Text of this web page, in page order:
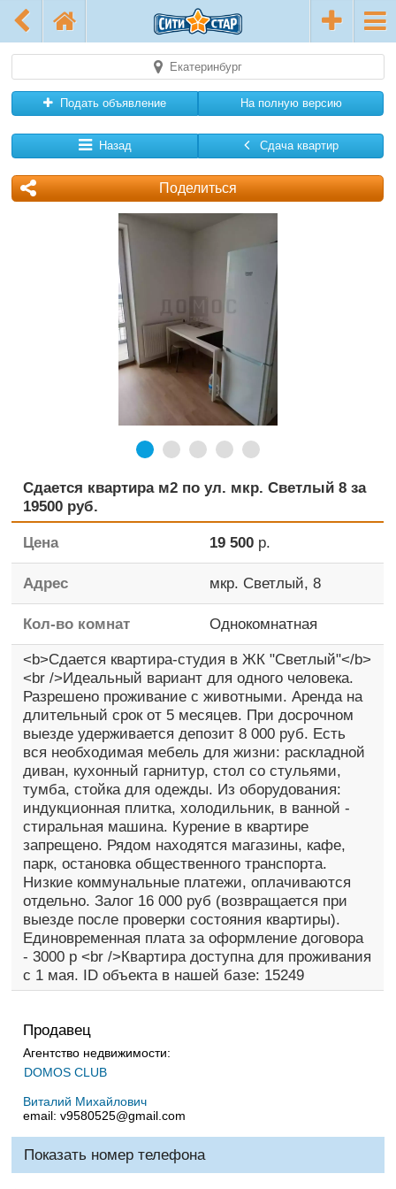
Екатеринбург
Подать объявление На полную версию
Назад Сдача квартир
Поделиться
Сдается квартира м2 по ул. мкр. Светлый 8 за
19500 руб.
Цена 19 500 р.
Адрес мкр. Светлый, 8
Кол-во комнат
Однокомнатная
<b>Сдается квартира-студия в ЖК "Светлый"</b>
<br />Идеальный вариант для одного человека.
Разрешено проживание с животными. Аренда на
длительный срок от 5 месяцев. При досрочном
выезде удерживается депозит 8 000 руб. Есть
вся необходимая мебель для жизни: раскладной
диван, кухонный гарнитур, стол со стульями,
тумба, стойка для одежды. Из оборудования:
индукционная плитка, холодильник, в ванной -
стиральная машина. Курение в квартире
запрещено. Рядом находятся магазины, кафе,
парк, остановка общественного транспорта.
Низкие коммунальные платежи, оплачиваются
отдельно. Залог 16 000 руб (возвращается при
выезде после проверки состояния квартиры).
Единовременная плата за оформление договора
- 3000 р <br />Квартира доступна для проживания
с 1 мая. ID объекта в нашей базе: 15249
Продавец
Агентство недвижимости:
DOMOS CLUB
Виталий Михайлович
email: v9580525@gmail.com
Показать номер телефона